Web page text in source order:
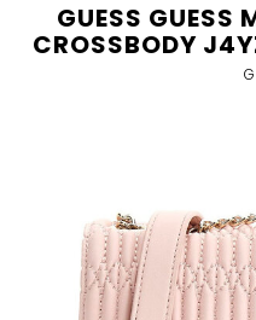
GUESS GUESS
CROSSBODY